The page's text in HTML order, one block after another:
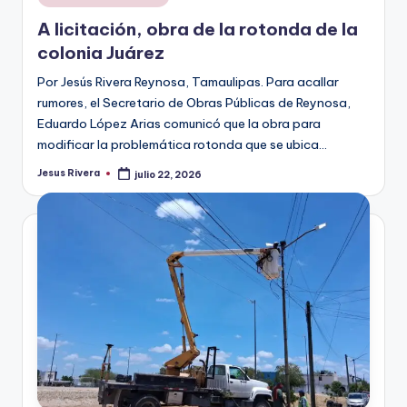
en
A licitación, obra de la rotonda de la
colonia Juárez
Por Jesús Rivera Reynosa, Tamaulipas. Para acallar
rumores, el Secretario de Obras Públicas de Reynosa,
Eduardo López Arias comunicó que la obra para
modificar la problemática rotonda que se ubica…
Publicado
Jesus Rivera julio 22, 2026